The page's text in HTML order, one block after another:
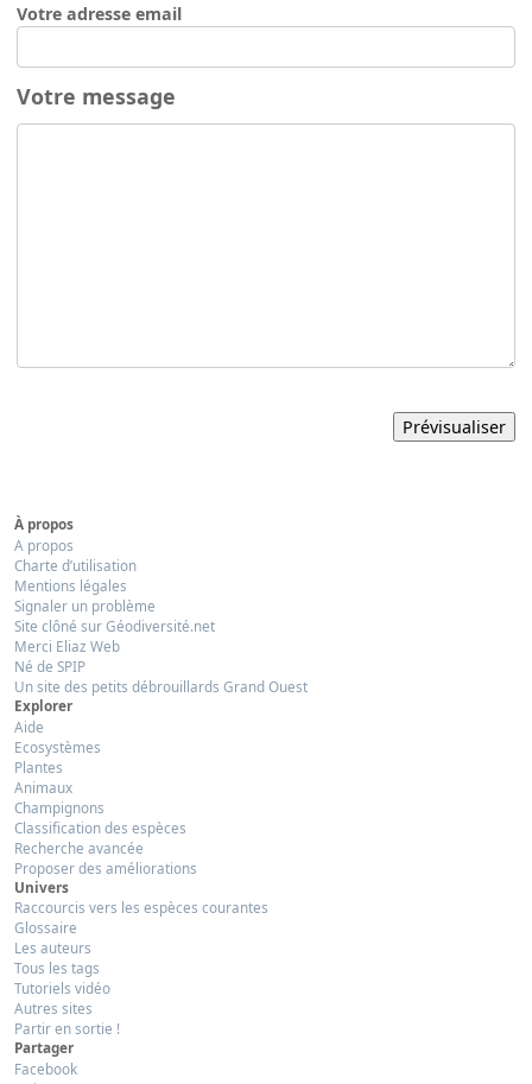
Votre adresse email
Votre message
À propos
A propos
Charte d’utilisation
Mentions légales
Signaler un problème
Site clôné sur Géodiversité.net
Merci Eliaz Web
Né de SPIP
Un site des petits débrouillards Grand Ouest
Explorer
Aide
Ecosystèmes
Plantes
Animaux
Champignons
Classification des espèces
Recherche avancée
Proposer des améliorations
Univers
Raccourcis vers les espèces courantes
Glossaire
Les auteurs
Tous les tags
Tutoriels vidéo
Autres sites
Partir en sortie !
Partager
Facebook